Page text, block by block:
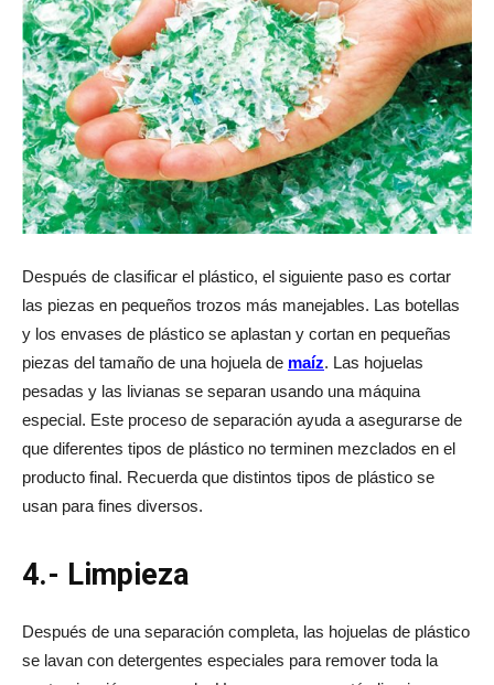
Después de clasificar el plástico, el siguiente paso es cortar
las piezas en pequeños trozos más manejables. Las botellas
y los envases de plástico se aplastan y cortan en pequeñas
piezas del tamaño de una hojuela de maíz. Las hojuelas
pesadas y las livianas se separan usando una máquina
especial. Este proceso de separación ayuda a asegurarse de
que diferentes tipos de plástico no terminen mezclados en el
producto final. Recuerda que distintos tipos de plástico se
usan para fines diversos.
4.- Limpieza
Después de una separación completa, las hojuelas de plástico
se lavan con detergentes especiales para remover toda la